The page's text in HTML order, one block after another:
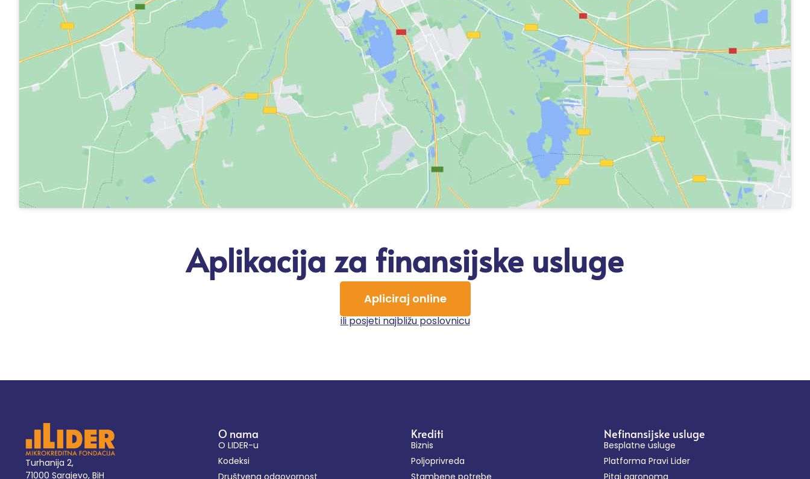
Aplikacija za finansijske usluge
Apliciraj online
ili posjeti najbližu poslovnicu
Turhanija 2,
71000 Sarajevo, BiH
O nama
O LIDER-u
Kodeksi
Društvena odgovornost
Krediti
Biznis
Poljoprivreda
Stambene potrebe
Nefinansijske usluge
Besplatne usluge
Platforma Pravi Lider
Pitaj agronoma